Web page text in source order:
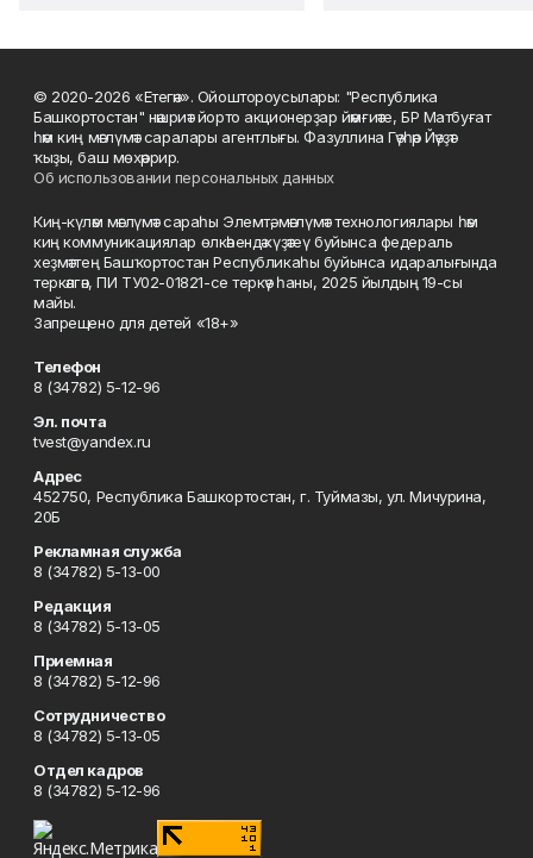
© 2020-2026 «Етегән». Ойоштороусылары: "Республика
Башкортостан" нәшриәт йорто акционерҙар йәмғиәте, БР Матбуғат
һәм киң мәғлүмәт саралары агентлығы. Фазуллина Гәүһәр Йәүҙәт
ҡыҙы, баш мөхәррир.
Об использовании персональных данных
Киң-күләм мәғлүмәт сараһы Элемтә, мәғлүмәт технологиялары һәм
киң коммуникациялар өлкәһендә күҙәтеү буйынса федераль
хеҙмәттең Башҡортостан Республикаһы буйынса идаралығында
теркәлгән, ПИ ТУ02-01821-се теркәү һаны, 2025 йылдың 19-сы
майы.
Запрещено для детей «18+»
Телефон
8 (34782) 5-12-96
Эл. почта
tvest@yandex.ru
Адрес
452750, Республика Башкортостан, г. Туймазы, ул. Мичурина,
20Б
Рекламная служба
8 (34782) 5-13-00
Редакция
8 (34782) 5-13-05
Приемная
8 (34782) 5-12-96
Сотрудничество
8 (34782) 5-13-05
Отдел кадров
8 (34782) 5-12-96